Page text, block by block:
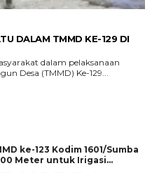
DALAM TMMD KE-129 DI
dalam pelaksanaan
Desa (TMMD) Ke-129...